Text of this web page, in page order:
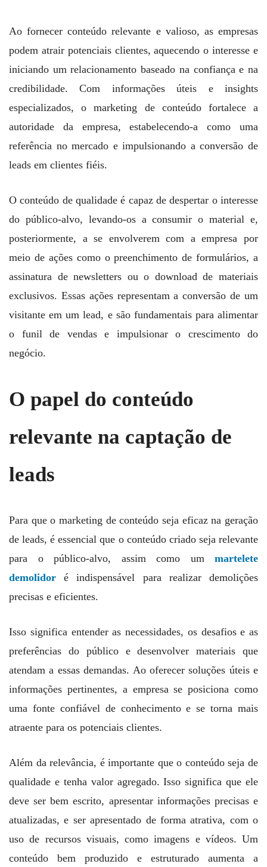
Ao fornecer conteúdo relevante e valioso, as empresas
podem atrair potenciais clientes, aquecendo o interesse e
iniciando um relacionamento baseado na confiança e na
credibilidade. Com informações úteis e insights
especializados, o marketing de conteúdo fortalece a
autoridade da empresa, estabelecendo-a como uma
referência no mercado e impulsionando a conversão de
leads em clientes fiéis.
O conteúdo de qualidade é capaz de despertar o interesse
do público-alvo, levando-os a consumir o material e,
posteriormente, a se envolverem com a empresa por
meio de ações como o preenchimento de formulários, a
assinatura de newsletters ou o download de materiais
exclusivos. Essas ações representam a conversão de um
visitante em um lead, e são fundamentais para alimentar
o funil de vendas e impulsionar o crescimento do
negócio.
O papel do conteúdo
relevante na captação de
leads
Para que o marketing de conteúdo seja eficaz na geração
de leads, é essencial que o conteúdo criado seja relevante
para o público-alvo, assim como um martelete
demolidor é indispensável para realizar demolições
precisas e eficientes.
Isso significa entender as necessidades, os desafios e as
preferências do público e desenvolver materiais que
atendam a essas demandas. Ao oferecer soluções úteis e
informações pertinentes, a empresa se posiciona como
uma fonte confiável de conhecimento e se torna mais
atraente para os potenciais clientes.
Além da relevância, é importante que o conteúdo seja de
qualidade e tenha valor agregado. Isso significa que ele
deve ser bem escrito, apresentar informações precisas e
atualizadas, e ser apresentado de forma atrativa, com o
uso de recursos visuais, como imagens e vídeos. Um
conteúdo bem produzido e estruturado aumenta a